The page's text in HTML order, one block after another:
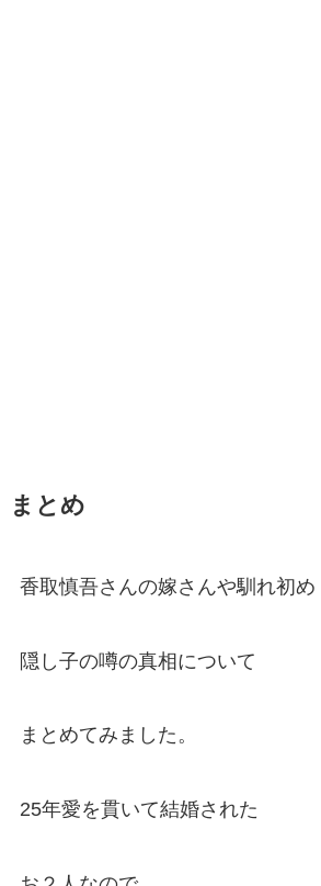
まとめ
香取慎吾さんの嫁さんや馴れ初め
隠し子の噂の真相について
まとめてみました。
25年愛を貫いて結婚された